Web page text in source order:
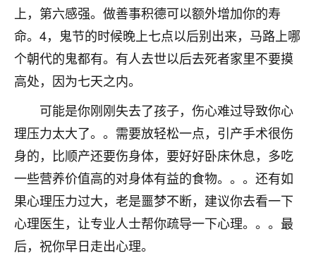
上，第六感强。做善事积德可以额外增加你的寿
命。4，鬼节的时候晚上七点以后别出来，马路上哪
个朝代的鬼都有。有人去世以后去死者家里不要摸
高处，因为七天之内。
可能是你刚刚失去了孩子，伤心难过导致你心
理压力太大了。。需要放轻松一点，引产手术很伤
身的，比顺产还要伤身体，要好好卧床休息，多吃
一些营养价值高的对身体有益的食物。。。还有如
果心理压力过大，老是噩梦不断，建议你去看一下
心理医生，让专业人士帮你疏导一下心理。。。最
后，祝你早日走出心理。
12小时前 来自北京 32
心心相印
我身体不太好，总是病病殃殃的，去检查又没什么大
问题，反正就是不舒服。中医西医看遍了，找不到问
题，后来无意中看到有人推荐慧来老师，跟老师聊过
之后，心情豁然开朗，也听老师建议，处理了一些因
果问题。今年以来，身体比以前好多，主要是心情好
了，老师说境随心转，现在深有体会了。
鹿森：是的，其实跟老师聊过之后，最大的感
触，首先就是心态会变好，万般皆是命，半点
不由人！
1天前 来自四川